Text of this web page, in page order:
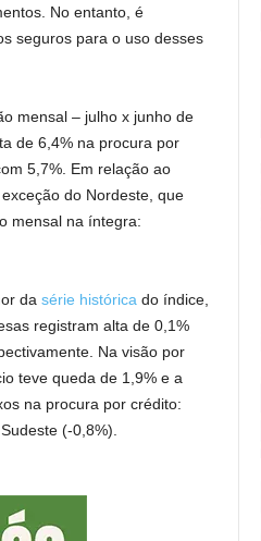
No entanto, é
seguros para o uso desses
mensal – julho x junho de
de 6,4% na procura por
5,7%. Em relação ao
do Nordeste, que
mensal na íntegra:
da série histórica do índice,
registram alta de 0,1%
Na visão por
teve queda de 1,9% e a
na procura por crédito:
(-0,8%).